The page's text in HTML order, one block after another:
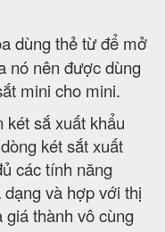
dùng thẻ từ để mở
nó nên được dùng
mini cho mini.
két sắ xuất khẩu
két sắt xuất
các tính năng
và hợp với thị
thành vô cùng